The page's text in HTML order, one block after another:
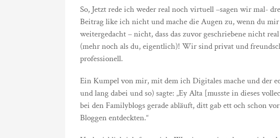
So, Jetzt rede ich weder real noch virtuell –sagen wir mal-
Beitrag like ich nicht und mache die Augen zu, wenn du
weitergedacht – nicht, dass das zuvor geschriebene nicht
(mehr noch als du, eigentlich)! Wir sind privat und
professionell.
Ein Kumpel von mir, mit dem ich Digitales mache und der
und lang dabei und so) sagte: „Ey Alta [musste in dieses
bei den Familyblogs gerade abläuft, ditt gab ett och schon
Bloggen entdeckten.“